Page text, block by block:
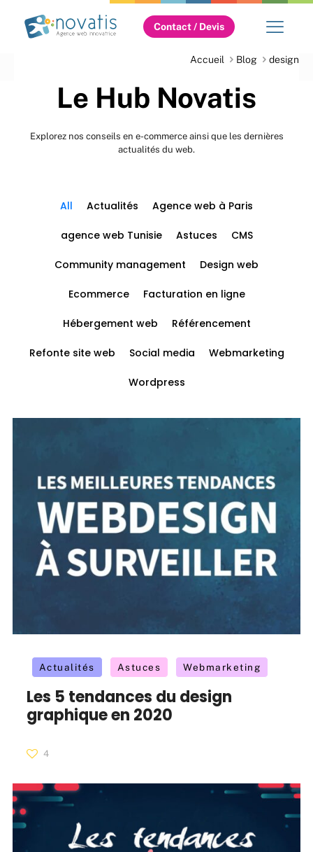
Contact / Devis
Accueil Blog design
Le Hub Novatis
Explorez nos conseils en e-commerce ainsi que les dernières
actualités du web.
All Actualités Agence web à Paris
agence web Tunisie Astuces CMS
Community management Design web
Ecommerce Facturation en ligne
Hébergement web Référencement
Refonte site web Social media Webmarketing
Wordpress
Actualités Astuces Webmarketing
Les 5 tendances du design
graphique en 2020
4